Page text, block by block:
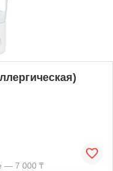
— 7 000 ₸